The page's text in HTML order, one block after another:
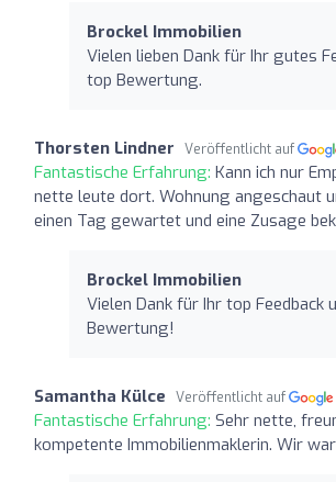
Brockel Immobilien
Vielen lieben Dank für Ihr gutes
top Bewertung.
Thorsten Lindner Veröffentlicht auf
Fantastische Erfahrung: Kann ich nur
nette leute dort. Wohnung angeschaut
einen Tag gewartet und eine Zusage
Brockel Immobilien
Vielen Dank für Ihr top Feedback
Bewertung!
Samantha Külce Veröffentlicht auf
Fantastische Erfahrung: Sehr nette,
kompetente Immobilienmaklerin. Wir